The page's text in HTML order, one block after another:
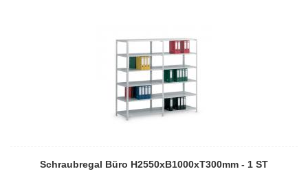
Schraubregal Büro H2550xB1000xT300mm - 1 ST